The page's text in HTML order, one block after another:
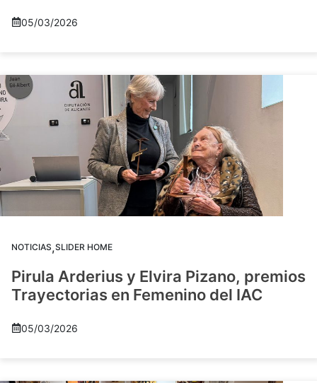
05/03/2026
NOTICIAS,SLIDER HOME
Pirula Arderius y Elvira Pizano, premios
Trayectorias en Femenino del IAC
05/03/2026